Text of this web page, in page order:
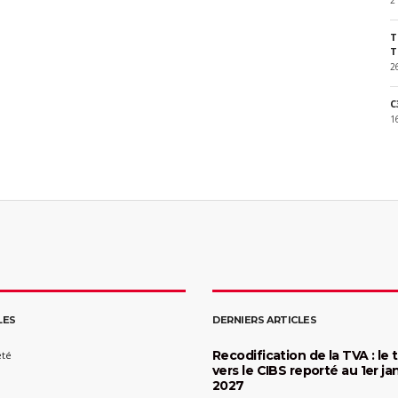
DERNIERS ARTICLES
Recodification de la TVA : le
vers le CIBS reporté au 1er
2027